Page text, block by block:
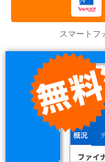
スマートフ